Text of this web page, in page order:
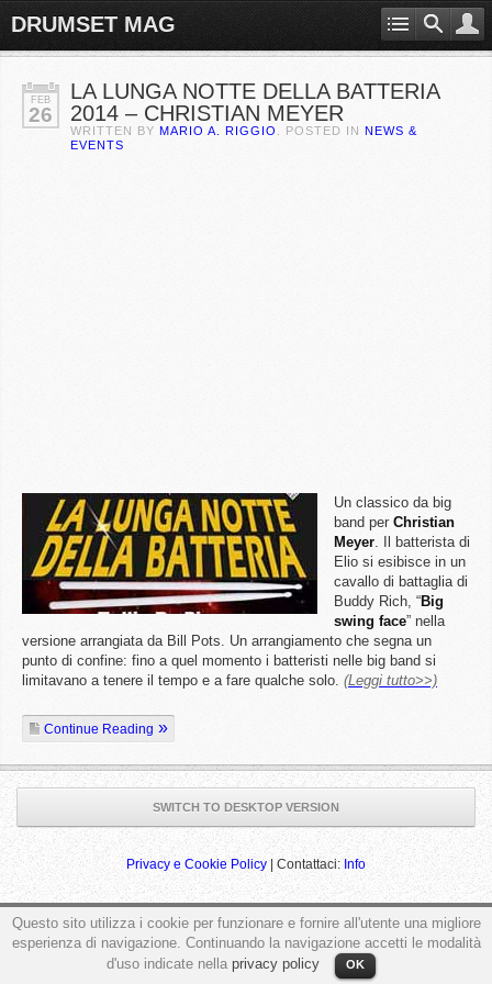
DRUMSET MAG
FEB
26
LA LUNGA NOTTE DELLA BATTERIA
2014 – CHRISTIAN MEYER
WRITTEN BY MARIO A. RIGGIO . POSTED IN NEWS &
EVENTS
Un classico da big
band per Christian
Meyer. Il batterista di
Elio si esibisce in un
cavallo di battaglia di
Buddy Rich, “Big
swing face” nella
versione arrangiata da Bill Pots. Un arrangiamento che segna un
punto di confine: fino a quel momento i batteristi nelle big band si
limitavano a tenere il tempo e a fare qualche solo. (Leggi tutto>>)
Continue Reading
SWITCH TO DESKTOP VERSION
Privacy e Cookie Policy| Contattaci:Info
Questo sito utilizza i cookie per funzionare e fornire all'utente una migliore
esperienza di navigazione. Continuando la navigazione accetti le modalità
d'uso indicate nella privacy policy OK
ga('send', 'pageview');